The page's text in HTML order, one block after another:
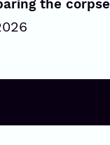
the corpse